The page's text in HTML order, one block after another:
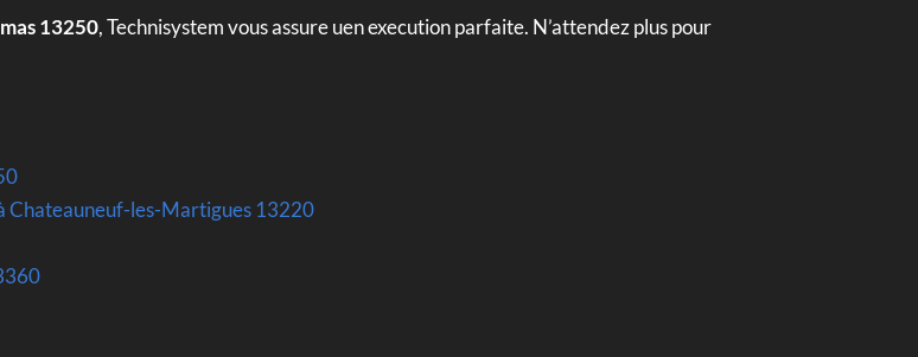
13250, Technisystem vous assure uen execution parfaite. N’attendez plus pour
Chateauneuf-les-Martigues 13220